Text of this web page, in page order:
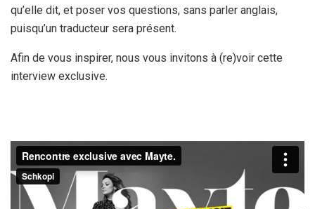
qu’elle dit, et poser vos questions, sans parler anglais,
puisqu’un traducteur sera présent.
Afin de vous inspirer, nous vous invitons à (re)voir cette
interview exclusive.